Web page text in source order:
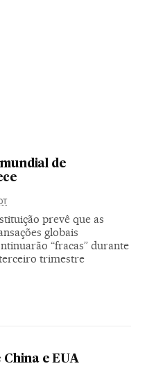
de
prevê que as
globais
“fracas” durante
trimestre
e EUA